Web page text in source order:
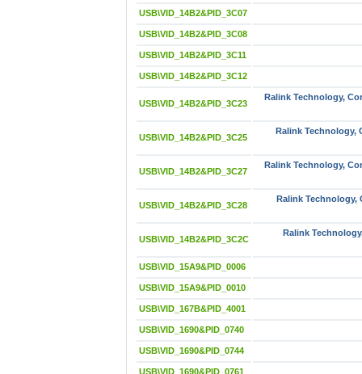
USB\VID_14B2&PID_3C07
USB\VID_14B2&PID_3C08
USB\VID_14B2&PID_3C11
USB\VID_14B2&PID_3C12
USB\VID_14B2&PID_3C23
Ralink Technology,
USB\VID_14B2&PID_3C25
Ralink Technology,
USB\VID_14B2&PID_3C27
Ralink Technology,
USB\VID_14B2&PID_3C28
Ralink Technology,
USB\VID_14B2&PID_3C2C
Ralink
USB\VID_15A9&PID_0006
USB\VID_15A9&PID_0010
USB\VID_167B&PID_4001
USB\VID_1690&PID_0740
USB\VID_1690&PID_0744
USB\VID_1690&PID_0761